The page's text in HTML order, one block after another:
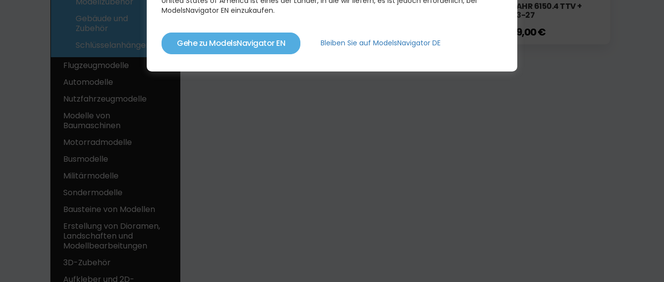
Gebäude und
Zubehör
Schlüsselanhänger
Flugzeugmodelle
Automodelle
Nutzfahrzeugmodelle
Modelle von
Baumaschinen
Motorradmodelle
Busmodelle
Militärmodelle
Sondermodelle
Bausteine ​​von Modellen
Erstellung von Dioramen,
Landschaften und
Modellbearbeitungen
3D-Zubehör
Aufkleber und 2D-
NEW HOLLAND T5.120 + 655LU
95,00 €79,00 €
DEUTZ-FAHR 6150.4 TTV DEUTZ-FAHR 6150.4 TTV +
STOLL F43-27
79,00 €
ModelsNavigator EN einzukaufen.
Gehe zu ModelsNavigator EN Bleiben Sie auf ModelsNavigator DE